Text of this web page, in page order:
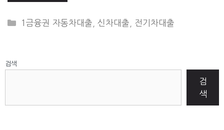
CATEGORIES
1금융권 자동차대출 ,신차대출 전기차대출
검색
검
색